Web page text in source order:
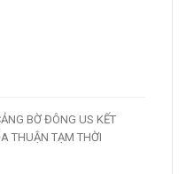
BỜ ĐÔNG US KẾT
THUẬN TẠM THỜI